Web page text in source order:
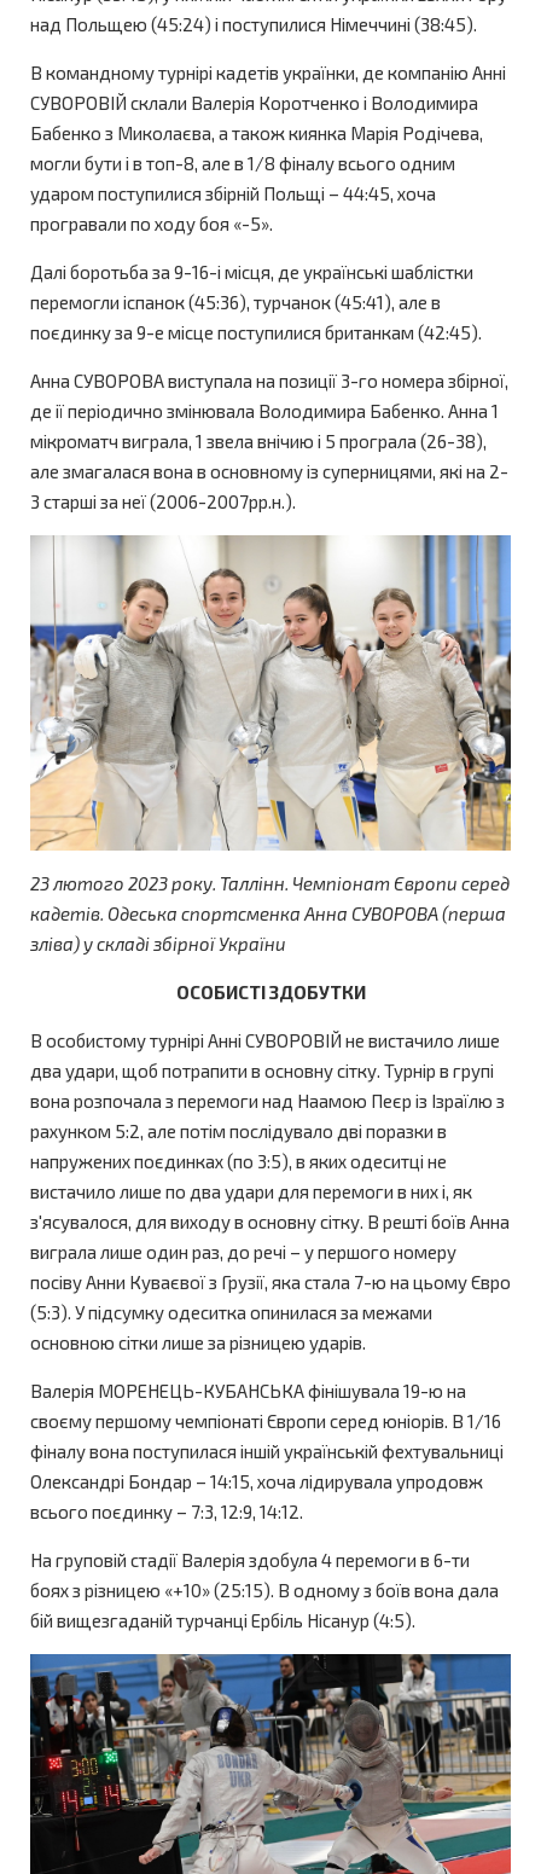
над Польщею (45:24) і поступилися Німеччині (38:45).
В командному турнірі кадетів українки, де компанію Анні
СУВОРОВІЙ склали Валерія Коротченко і Володимира
Бабенко з Миколаєва, а також киянка Марія Родічева,
могли бути і в топ-8, але в 1/8 фіналу всього одним
ударом поступилися збірній Польщі – 44:45, хоча
програвали по ходу боя «-5».
Далі боротьба за 9-16-і місця, де українські шаблістки
перемогли іспанок (45:36), турчанок (45:41), але в
поєдинку за 9-е місце поступилися британкам (42:45).
Анна СУВОРОВА виступала на позиції 3-го номера збірної,
де ії періодично змінювала Володимира Бабенко. Анна 1
мікроматч виграла, 1 звела внічию і 5 програла (26-38),
але змагалася вона в основному із суперницями, які на 2-
3 старші за неї (2006-2007рр.н.).
23 лютого 2023 року. Таллінн. Чемпіонат Європи серед
кадетів. Одеська спортсменка Анна СУВОРОВА (перша
зліва) у складі збірної України
ОСОБИСТІ ЗДОБУТКИ
В особистому турнірі Анні СУВОРОВІЙ не вистачило лише
два удари, щоб потрапити в основну сітку. Турнір в групі
вона розпочала з перемоги над Наамою Пеєр із Ізраїлю з
рахунком 5:2, але потім послідувало дві поразки в
напружених поєдинках (по 3:5), в яких одеситці не
вистачило лише по два удари для перемоги в них і, як
з'ясувалося, для виходу в основну сітку. В решті боїв Анна
виграла лише один раз, до речі – у першого номеру
посіву Анни Куваєвої з Грузії, яка стала 7-ю на цьому Євро
(5:3). У підсумку одеситка опинилася за межами
основною сітки лише за різницею ударів.
Валерія МОРЕНЕЦЬ-КУБАНСЬКА фінішувала 19-ю на
своєму першому чемпіонаті Європи серед юніорів. В 1/16
фіналу вона поступилася іншій українській фехтувальниці
Олександрі Бондар – 14:15, хоча лідирувала упродовж
всього поєдинку – 7:3, 12:9, 14:12.
На груповій стадії Валерія здобула 4 перемоги в 6-ти
боях з різницею «+10» (25:15). В одному з боїв вона дала
бій вищезгаданій турчанці Ербіль Нісанур (4:5).